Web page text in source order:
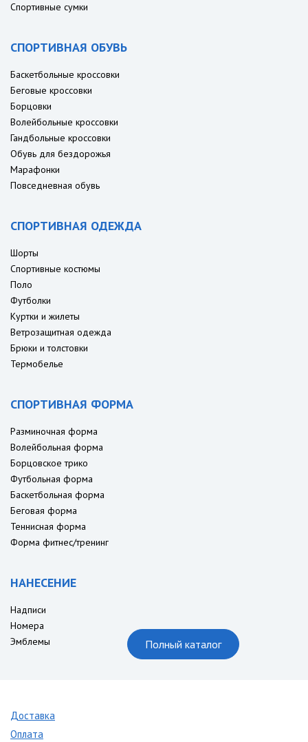
Спортивные сумки
СПОРТИВНАЯ ОБУВЬ
Баскетбольные кроссовки
Беговые кроссовки
Борцовки
Волейбольные кроссовки
Гандбольные кроссовки
Обувь для бездорожья
Марафонки
Повседневная обувь
СПОРТИВНАЯ ОДЕЖДА
Шорты
Спортивные костюмы
Поло
Футболки
Куртки и жилеты
Ветрозащитная одежда
Брюки и толстовки
Термобелье
СПОРТИВНАЯ ФОРМА
Разминочная форма
Волейбольная форма
Борцовское трико
Футбольная форма
Баскетбольная форма
Беговая форма
Теннисная форма
Форма фитнес/тренинг
НАНЕСЕНИЕ
Надписи
Номера
Эмблемы
Полный каталог
Доставка
Оплата